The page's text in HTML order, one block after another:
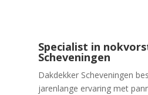
Specialist in
Scheveningen
Dakdekker Scheveningen
jarenlange ervaring met